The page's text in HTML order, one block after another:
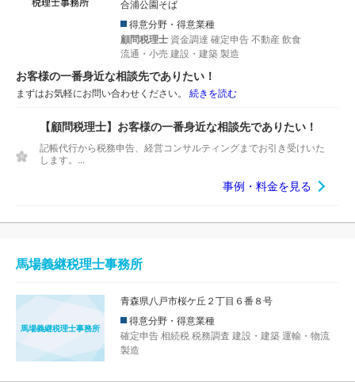
合浦公園そば
得意分野・得意業種
顧問税理士 資金調達 確定申告 不動産 飲食
流通・小売 建設・建築 製造
お客様の一番身近な相談先でありたい！
まずはお気軽にお問い合わせください。 続きを読む
【顧問税理士】お客様の一番身近な相談先でありたい！
記帳代行から税務申告、経営コンサルティングまでお引き受けいた
します。...
事例・料金を見る
馬場義継税理士事務所
馬場義継税理士事務所
青森県八戸市桜ケ丘２丁目６番８号
得意分野・得意業種
確定申告 相続税 税務調査 建設・建築 運輸・物流
製造